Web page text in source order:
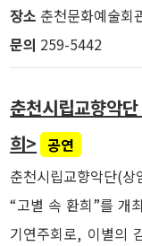
장소 춘천문화예술회
문의 259-5442
춘천시립교향악
희> 공연
춘천시립교향악단(
“고별 속 환희”를 개
기연주회로, 이별의